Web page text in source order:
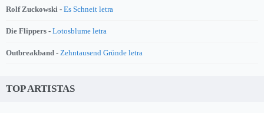
Rolf Zuckowski - Es Schneit letra
Die Flippers - Lotosblume letra
Outbreakband - Zehntausend Gründe letra
TOP ARTISTAS